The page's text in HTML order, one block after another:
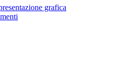
grafica